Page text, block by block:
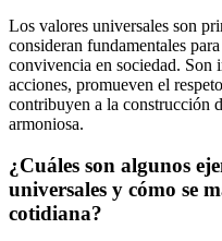
Los valores universales son
consideran fundamentales
convivencia en sociedad. Son
acciones, promueven el
contribuyen a la construcción
armoniosa.
¿Cuáles son algunos
universales y cómo se
cotidiana?